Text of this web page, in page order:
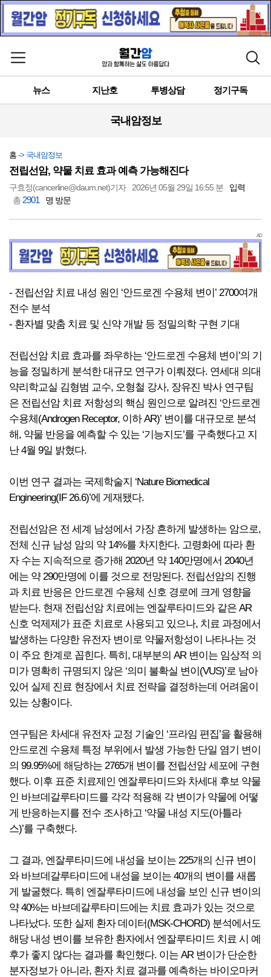
메뉴 열기 검색
뉴스 지난호 투병상담 정기구독
국내암정보
홈 -> 국내암정보
전립선암, 약물 치료 효과 예측 가능해진다
구효정(cancerline@daum.net)기자 2026년 05월 29일 16:55 분
입력
총 2901 명 방문
AD
- 전립선암 치료 내성 원인 ‘안드로겐 수용체 변이’ 2700여개
전수 분석
- 환자별 맞춤 치료 및 신약 개발 등 정밀의학 구현 기대
전립선암 치료 효과를 좌우하는 ‘안드로겐 수용체 변이’의 기
능을 정밀하게 분석한 대규모 연구가 이뤄졌다. 연세대 의대
약리학교실 김형범 교수, 오형철 강사, 장유진 박사 연구팀
은 전립선암 치료 저항성의 핵심 원인으로 알려진 ‘안드로겐
수용체(Androgen Receptor, 이하 AR)’ 변이를 대규모로 분석
해, 약물 반응을 예측할 수 있는 ‘기능지도’를 구축했다고 지
난 4월 9일 밝혔다.
이번 연구 결과는 국제학술지 ‘Nature Biomedical
Engineering(IF 26.6)’에 게재됐다.
전립선암은 전 세계 남성에서 가장 흔하게 발생하는 암으로,
전체 신규 남성 암의 약 14%를 차지한다. 고령화에 따라 환
자 수는 지속적으로 증가해 2020년 약 140만명에서 2040년
에는 약 290만명에 이를 것으로 전망된다. 전립선암의 진행
과 치료 반응은 안드로겐 수용체 신호 경로에 크게 영향을
받는다. 현재 전립선암 치료에는 엔잘루타미드와 같은 AR
신호 억제제가 표준 치료로 사용되고 있으나, 치료 과정에서
발생하는 다양한 유전자 변이로 약물저항성이 나타나는 것
이 주요 한계로 꼽힌다. 특히, 대부분의 AR 변이는 임상적 의
미가 명확히 규명되지 않은 ‘의미 불확실 변이(VUS)’로 남아
있어 실제 진료 현장에서 치료 전략을 결정하는데 어려움이
있는 상황이다.
연구팀은 차세대 유전자 교정 기술인 ‘프라임 편집’을 활용해
안드로겐 수용체 특정 부위에서 발생 가능한 단일 염기 변이
의 99.95%에 해당하는 2765개 변이를 전립선암 세포에 구현
했다. 이후 표준 치료제인 엔잘루타미드와 차세대 후보 약물
인 바브데갈루타미드를 각각 적용해 각 변이가 약물에 어떻
게 반응하는지를 전수 조사하고 ‘약물 내성 지도(아틀라
스)’를 구축했다.
그 결과, 엔잘루타미드에 내성을 보이는 225개의 신규 변이
와 바브데갈루타미드에 내성을 보이는 40개의 변이를 새롭
게 발굴했다. 특히 엔잘루타미드에 내성을 보인 신규 변이의
약 40%는 바브데갈루타미드에는 치료 효과가 있는 것으로
나타났다. 또한 실제 환자 데이터(MSK-CHORD) 분석에서도
해당 내성 변이를 보유한 환자에서 엔잘루타미드 치료 시 예
후가 좋지 않다는 결과를 확인했다. 이는 AR 변이가 단순한
분자정보가 아니라, 환자 치료 결과를 예측하는 바이오마커